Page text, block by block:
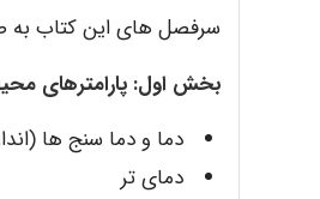
سرفصل های این کتاب به
بخش اول: پارامترهای
دما و دما سنج ها
دمای تر